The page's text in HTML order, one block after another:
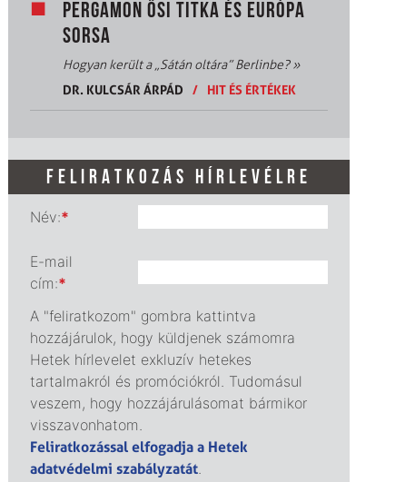
PERGAMON ŐSI TITKA ÉS EURÓPA
SORSA
Hogyan került a „Sátán oltára” Berlinbe?»
DR. KULCSÁR ÁRPÁD
/ HIT ÉS ÉRTÉKEK
FELIRATKOZÁS HÍRLEVÉLRE
Név:*
E-mail
cím:*
A "feliratkozom" gombra kattintva
hozzájárulok, hogy küldjenek számomra
Hetek hírlevelet exkluzív hetekes
tartalmakról és promóciókról. Tudomásul
veszem, hogy hozzájárulásomat bármikor
visszavonhatom.
Feliratkozással elfogadja a Hetek
adatvédelmi szabályzatát.